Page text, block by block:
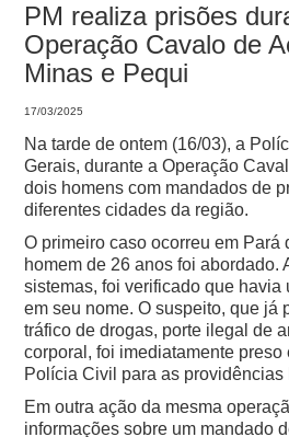
PM realiza prisões
Operação Cavalo de
Minas e Pequi
17/03/2025
Na tarde de ontem (16/03), a
Gerais, durante a Operação
dois homens com mandados de
diferentes cidades da região.
O primeiro caso ocorreu em Pará
homem de 26 anos foi abordado.
sistemas, foi verificado que havia
em seu nome. O suspeito, que já
tráfico de drogas, porte ilegal de
corporal, foi imediatamente preso
Polícia Civil para as providências
Em outra ação da mesma
informações sobre um mandado